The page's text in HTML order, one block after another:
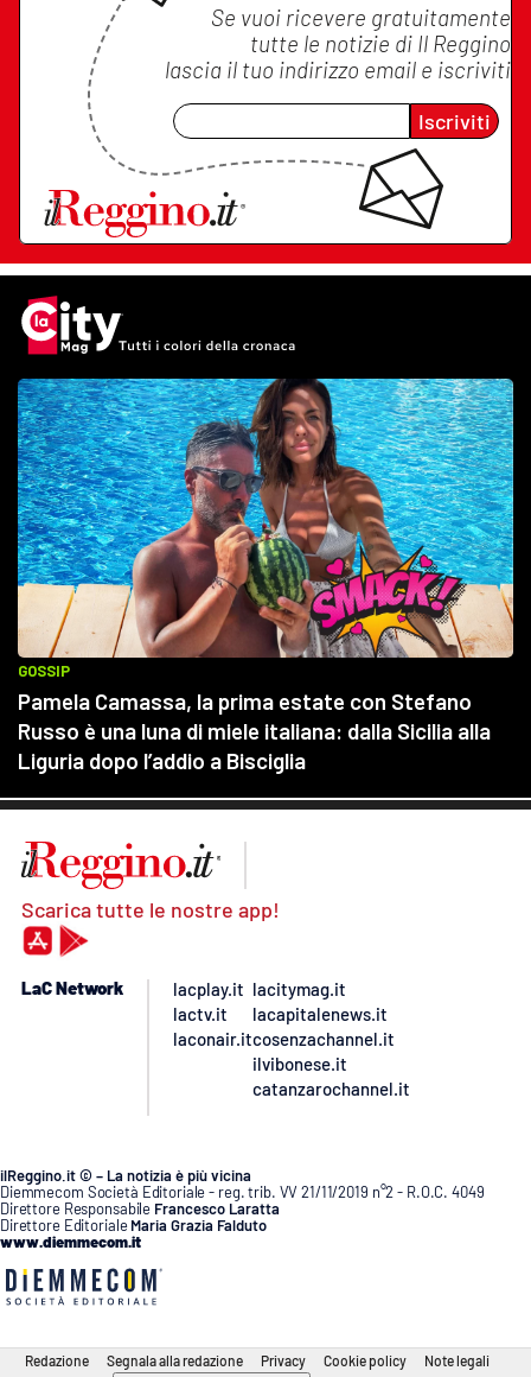
Se vuoi ricevere gratuitamente
tutte le notizie di Il Reggino
lascia il tuo indirizzo email e iscriviti
Iscriviti
Scarica tutte le nostre app!
LaC Network
lacplay.it
lactv.it
laconair.it
lacitymag.it
lacapitalenews.it
cosenzachannel.it
ilvibonese.it
catanzarochannel.it
ilReggino.it © – La notizia è più vicina
Diemmecom Società Editoriale - reg. trib. VV 21/11/2019 n°2 - R.O.C. 4049
Direttore Responsabile Francesco Laratta
Direttore Editoriale Maria Grazia Falduto
www.diemmecom.it
Redazione Segnala alla redazione Privacy Cookie policy Note legali